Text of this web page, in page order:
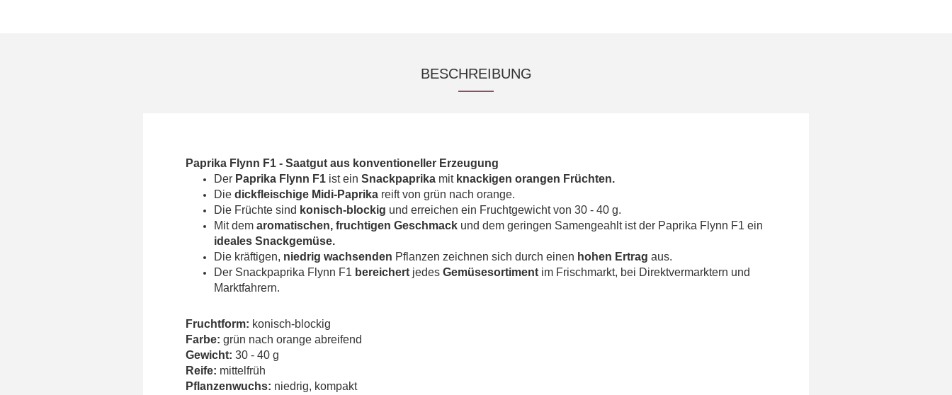
BESCHREIBUNG
Paprika Flynn F1 - Saatgut aus konventioneller Erzeugung
Der Paprika Flynn F1 ist ein Snackpaprika mit knackigen orangen Früchten.
Die dickfleischige Midi-Paprika reift von grün nach orange.
Die Früchte sind konisch-blockig und erreichen ein Fruchtgewicht von 30 - 40 g.
Mit dem aromatischen, fruchtigen Geschmack und dem geringen Samengeahlt ist der Paprika Flynn F1 ein
ideales Snackgemüse.
Die kräftigen, niedrig wachsenden Pflanzen zeichnen sich durch einen hohen Ertrag aus.
Der Snackpaprika Flynn F1 bereichert jedes Gemüsesortiment im Frischmarkt, bei Direktvermarktern und
Marktfahrern.
Fruchtform: konisch-blockig
Farbe: grün nach orange abreifend
Gewicht: 30 - 40 g
Reife: mittelfrüh
Pflanzenwuchs: niedrig, kompakt